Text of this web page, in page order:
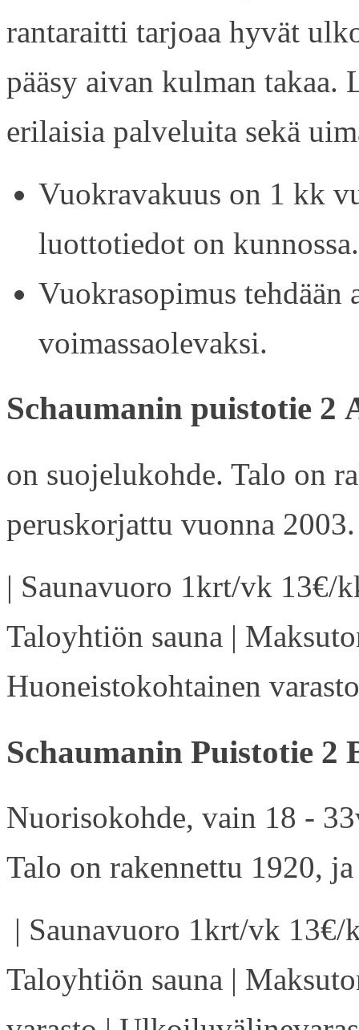
rantaraitti tarjoaa hyvät
pääsy aivan kulman
erilaisia palveluita sekä
Vuokravakuus on 1 kk
luottotiedot on kunnossa.
Vuokrasopimus tehdään
voimassaolevaksi.
Schaumanin puistotie 2
on suojelukohde. Talo on
peruskorjattu vuonna 2003.
| Saunavuoro 1krt/vk 13€/
Taloyhtiön sauna |
Huoneistokohtainen
Schaumanin Puistotie 2
Nuorisokohde, vain 18 -
Talo on rakennettu 1920,
| Saunavuoro 1krt/vk
Taloyhtiön sauna |